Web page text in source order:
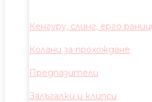
Кенгуру, слинг, ерго
Колани за прохождане
Предпазители
Залъгалки и клипси